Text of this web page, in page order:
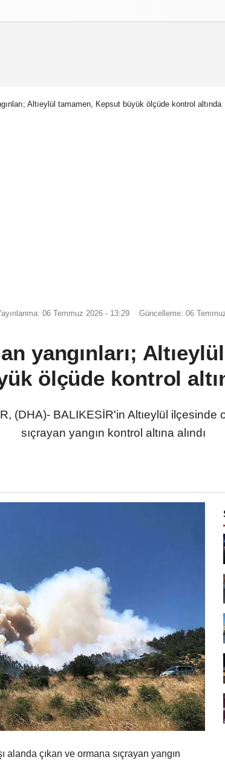
Altıeylül tamamen, Kepsut büyük ölçüde kontrol altında
06 Temmuz 2026 - 13:29 Güncelleme: 06
yangınları;
ölçüde kontrol
(DHA)- BALIKESİR'in Altıeylül ilçesinde
sıçrayan yangın kontrol altına alındı
alanda çıkan ve ormana sıçrayan yangın